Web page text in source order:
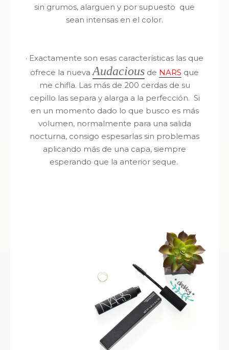
sin grumos, alarguen y por supuesto que
sean intensas en el color.
· Exactamente son esas características las que
ofrece la nuevaAudacious de NARS que
me chifla. Las más de 200 cerdas de su
cepillo las separa y alarga a la perfección. Si
en un momento dado lo que busco es más
volumen, normalmente para una salida
nocturna, consigo espesarlas sin problemas
aplicando más de una capa, siempre
esperando que la anterior seque.